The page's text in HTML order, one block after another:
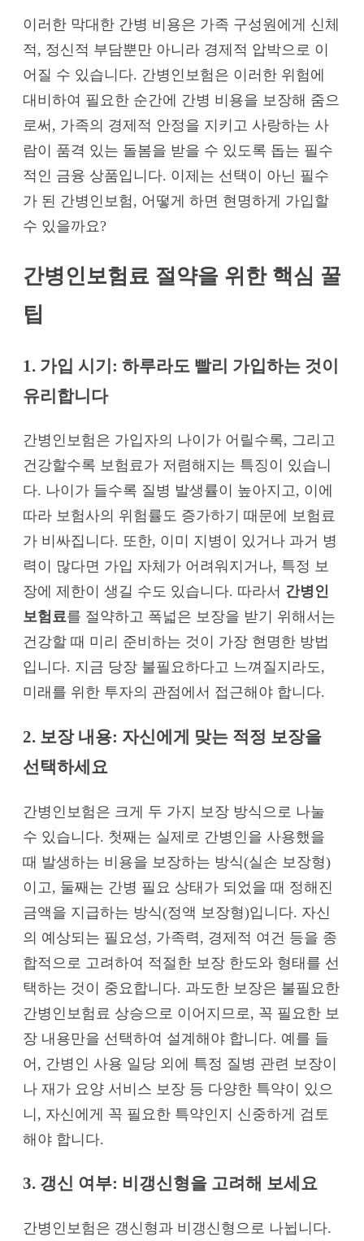
이러한 막대한 간병 비용은 가족 구성원에게 신체
적, 정신적 부담뿐만 아니라 경제적 압박으로 이
어질 수 있습니다. 간병인보험은 이러한 위험에
대비하여 필요한 순간에 간병 비용을 보장해 줌으
로써, 가족의 경제적 안정을 지키고 사랑하는 사
람이 품격 있는 돌봄을 받을 수 있도록 돕는 필수
적인 금융 상품입니다. 이제는 선택이 아닌 필수
가 된 간병인보험, 어떻게 하면 현명하게 가입할
수 있을까요?
간병인보험료 절약을 위한 핵심 꿀
팁
1. 가입 시기: 하루라도 빨리 가입하는 것이
유리합니다
간병인보험은 가입자의 나이가 어릴수록, 그리고
건강할수록 보험료가 저렴해지는 특징이 있습니
다. 나이가 들수록 질병 발생률이 높아지고, 이에
따라 보험사의 위험률도 증가하기 때문에 보험료
가 비싸집니다. 또한, 이미 지병이 있거나 과거 병
력이 많다면 가입 자체가 어려워지거나, 특정 보
장에 제한이 생길 수도 있습니다. 따라서 간병인
보험료를 절약하고 폭넓은 보장을 받기 위해서는
건강할 때 미리 준비하는 것이 가장 현명한 방법
입니다. 지금 당장 불필요하다고 느껴질지라도,
미래를 위한 투자의 관점에서 접근해야 합니다.
2. 보장 내용: 자신에게 맞는 적정 보장을
선택하세요
간병인보험은 크게 두 가지 보장 방식으로 나눌
수 있습니다. 첫째는 실제로 간병인을 사용했을
때 발생하는 비용을 보장하는 방식(실손 보장형)
이고, 둘째는 간병 필요 상태가 되었을 때 정해진
금액을 지급하는 방식(정액 보장형)입니다. 자신
의 예상되는 필요성, 가족력, 경제적 여건 등을 종
합적으로 고려하여 적절한 보장 한도와 형태를 선
택하는 것이 중요합니다. 과도한 보장은 불필요한
간병인보험료 상승으로 이어지므로, 꼭 필요한 보
장 내용만을 선택하여 설계해야 합니다. 예를 들
어, 간병인 사용 일당 외에 특정 질병 관련 보장이
나 재가 요양 서비스 보장 등 다양한 특약이 있으
니, 자신에게 꼭 필요한 특약인지 신중하게 검토
해야 합니다.
3. 갱신 여부: 비갱신형을 고려해 보세요
간병인보험은 갱신형과 비갱신형으로 나뉩니다.